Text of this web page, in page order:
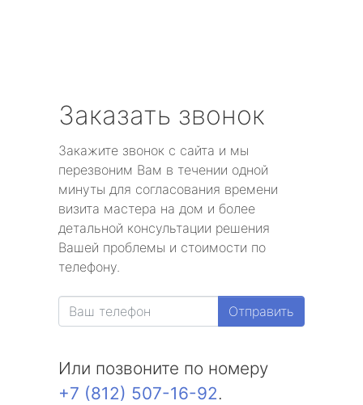
Заказать звонок
Закажите звонок с сайта и мы
перезвоним Вам в течении одной
минуты для согласования времени
визита мастера на дом и более
детальной консультации решения
Вашей проблемы и стоимости по
телефону.
Отправить
Или позвоните по номеру
+7 (812) 507-16-92.